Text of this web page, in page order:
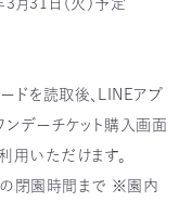
月31日（火）予定
ドを読取後、LINEアプ
ンデーチケット購入画面
用いただけます。
の閉園時間まで ※園内